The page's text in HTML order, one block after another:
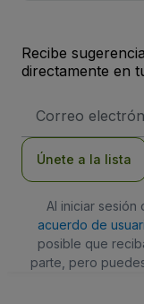
Recibe
directamente en
de
Únete a la lista
Al iniciar sesión
acuerdo de
posible que
parte, pero